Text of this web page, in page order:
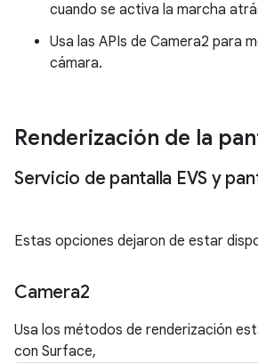
cuando se activa la marcha
Usa las APIs de Camera2 para
cámara.
Renderización de la
Servicio de pantalla EVS y
Estas opciones dejaron de estar
Camera2
Usa los métodos de renderización
con Surface,